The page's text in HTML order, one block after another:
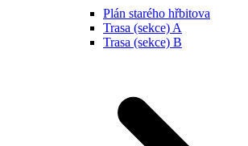
Plán starého hřbitova
Trasa (sekce) A
Trasa (sekce) B